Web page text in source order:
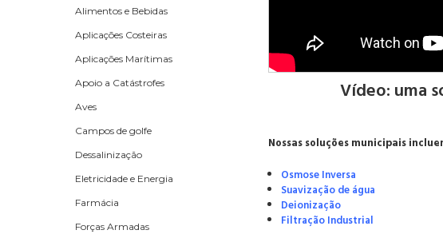
Alimentos e Bebidas
Aplicações Costeiras
Aplicações Marítimas
Apoio a Catástrofes
Aves
Campos de golfe
Dessalinização
Eletricidade e Energia
Farmácia
Forças Armadas
Vídeo: uma
Nossas soluções municipais
Osmose Inversa
Suavização de água
Deionização
Filtração Industrial